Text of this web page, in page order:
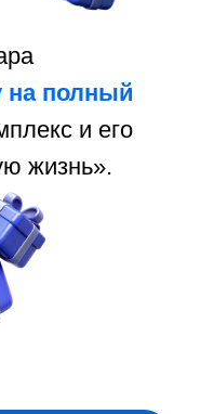
на полный
и его
жизнь».